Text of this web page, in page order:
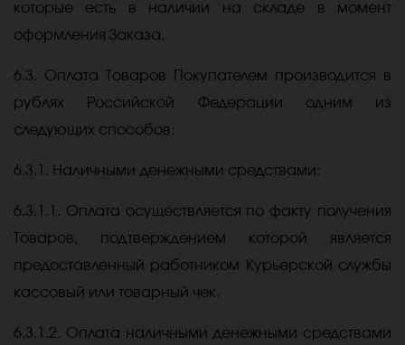
которые есть в наличии на складе в момент
оформления Заказа.
6.3. Оплата Товаров Покупателем производится в
рублях Российской Федерации одним из
следующих способов:
6.3.1. Наличными денежными средствами:
6.3.1.1. Оплата осуществляется по факту получения
Товаров, подтверждением которой является
предоставленный работником Курьерской службы
кассовый или товарный чек.
6.3.1.2. Оплата наличными денежными средствами